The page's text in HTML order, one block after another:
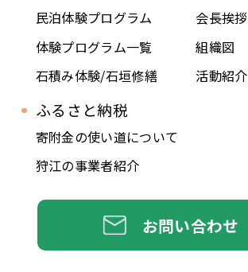
民泊体験プログラム
体験プログラム一覧
石積み体験/石垣修繕
会長挨拶
組織図
活動紹介
ふるさと納税
寄附金の使い道について
狩江の事業者紹介
お問い合わせ